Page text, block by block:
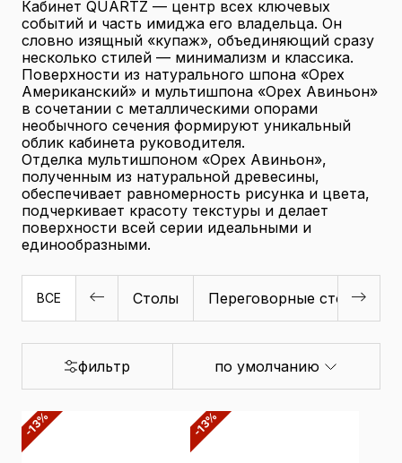
Кабинет QUARTZ — центр всех ключевых
событий и часть имиджа его владельца. Он
словно изящный «купаж», объединяющий сразу
несколько стилей — минимализм и классика.
Поверхности из натурального шпона «Орех
Американский» и мультишпона «Орех Авиньон»
в сочетании с металлическими опорами
необычного сечения формируют уникальный
облик кабинета руководителя.
Отделка мультишпоном «Орех Авиньон»,
полученным из натуральной древесины,
обеспечивает равномерность рисунка и цвета,
подчеркивает красоту текстуры и делает
поверхности всей серии идеальными и
единообразными.
ВСЕ Столы Переговорные столы
фильтр по умолчанию
-13% -13%